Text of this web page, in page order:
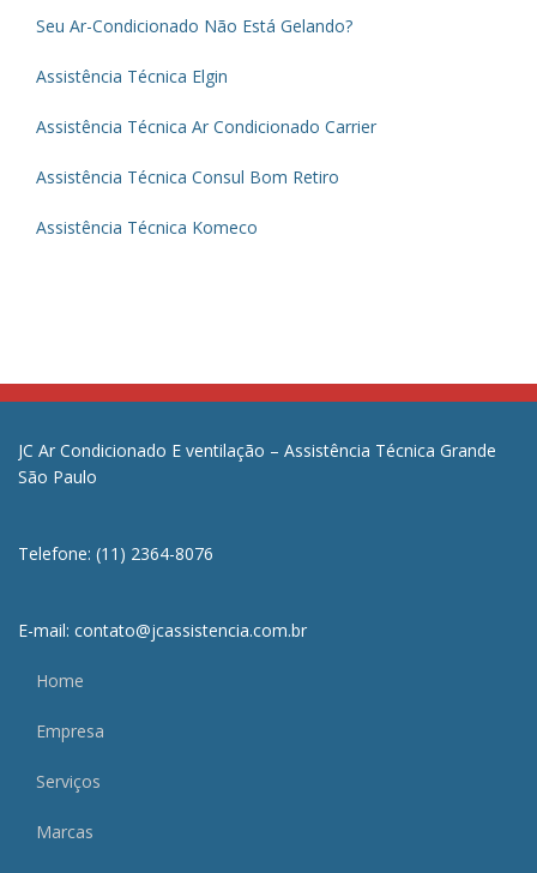
Seu Ar-Condicionado Não Está Gelando?
Assistência Técnica Elgin
Assistência Técnica Ar Condicionado Carrier
Assistência Técnica Consul Bom Retiro
Assistência Técnica Komeco
JC Ar Condicionado E ventilação – Assistência Técnica Grande
São Paulo
Telefone: (11) 2364-8076
E-mail: contato@jcassistencia.com.br
Home
Empresa
Serviços
Marcas